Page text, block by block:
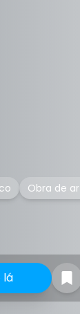
Obra de
lá